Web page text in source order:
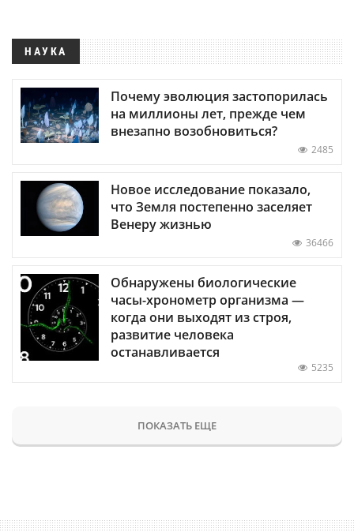
НАУКА
Почему эволюция застопорилась
на миллионы лет, прежде чем
внезапно возобновиться?
2485
Новое исследование показало,
что Земля постепенно заселяет
Венеру жизнью
36466
Обнаружены биологические
часы-хронометр организма —
когда они выходят из строя,
развитие человека
останавливается
5235
ПОКАЗАТЬ ЕЩЕ